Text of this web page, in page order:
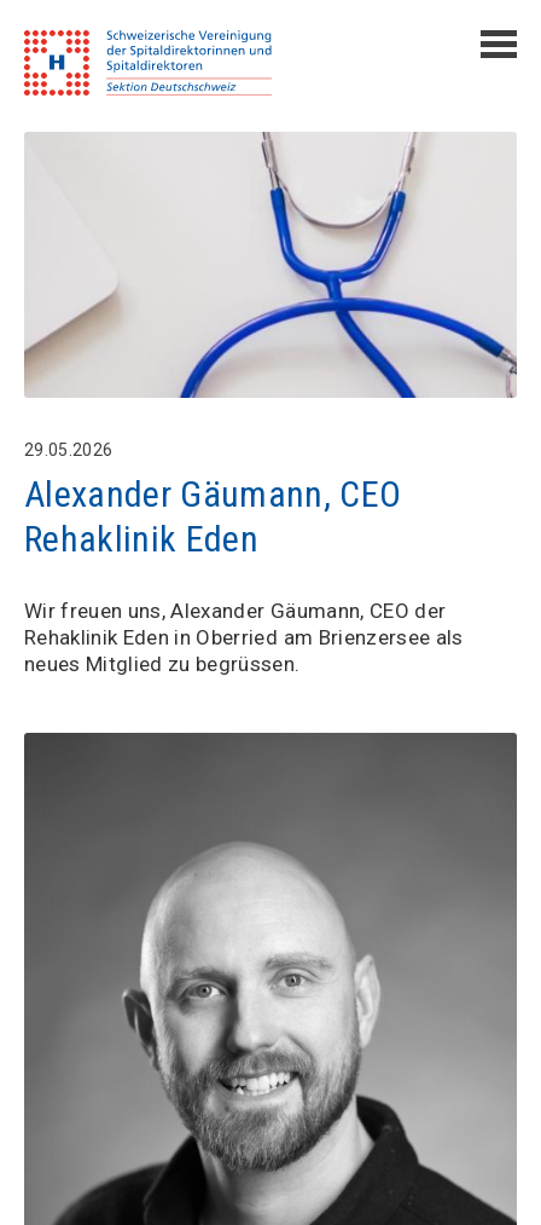
29.05.2026
Alexander Gäumann, CEO
Rehaklinik Eden
Wir freuen uns, Alexander Gäumann, CEO der
Rehaklinik Eden in Oberried am Brienzersee als
neues Mitglied zu begrüssen.